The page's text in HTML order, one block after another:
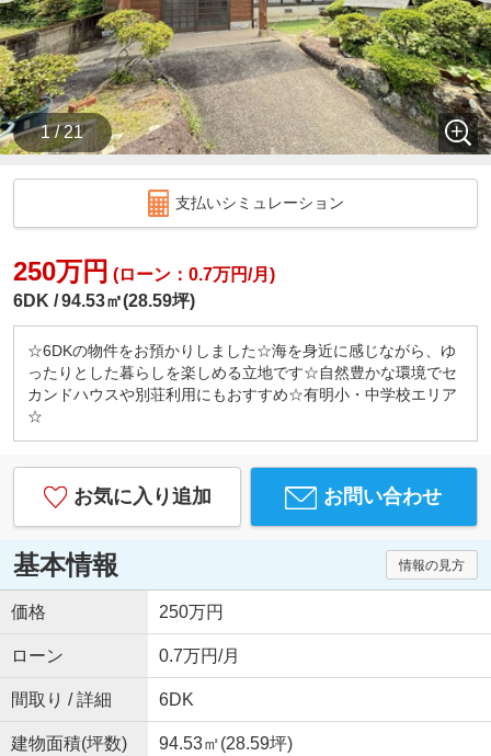
1 / 21
支払いシミュレーション
250万円 (ローン：0.7万円/月)
6DK
94.53㎡(28.59坪)
☆6DKの物件をお預かりしました☆海を身近に感じながら、ゆ
ったりとした暮らしを楽しめる立地です☆自然豊かな環境でセ
カンドハウスや別荘利用にもおすすめ☆有明小・中学校エリア
☆
お気に入り追加 お問い合わせ
基本情報 情報の見方
価格 250万円
ローン 0.7万円/月
間取り / 詳細 6DK
建物面積(坪数) 94.53㎡(28.59坪)